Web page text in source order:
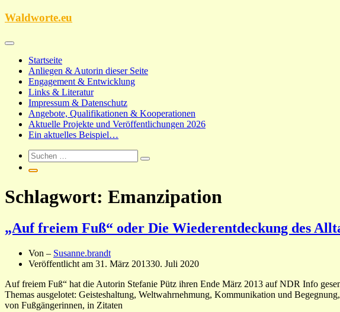
Zum
Waldworte.eu
Startseite
Anliegen & Autorin dieser Seite
Engagement & Entwicklung
Links & Literatur
Impressum & Datenschutz
Angebote, Qualifikationen & Kooperationen
Aktuelle Projekte und Veröffentlichungen 2026
Ein aktuelles Beispiel…
Schlagwort: Emanzipation
„Auf freiem Fuß“ oder Die Wiederentdeckung des
Von – Susanne.brandt
Veröffentlicht am 31. März 201330. Juli 2020
Auf freiem Fuß“ hat die Autorin Stefanie Pütz ihren Ende März 2013 auf NDR Info
Themas ausgelotet: Geisteshaltung, Weltwahrnehmung, Kommunikation und
von Fußgängerinnen, in Zitaten